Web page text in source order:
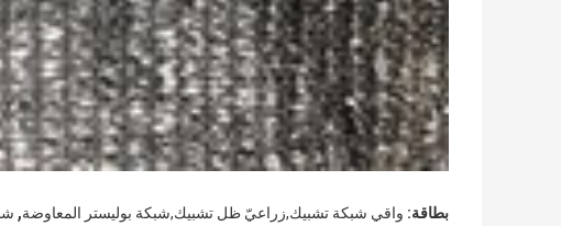
بطاقة: واقي شبكة تشبيك,زراعيّ ظل تشبيك,شبكة بوليستر المعاوضة,